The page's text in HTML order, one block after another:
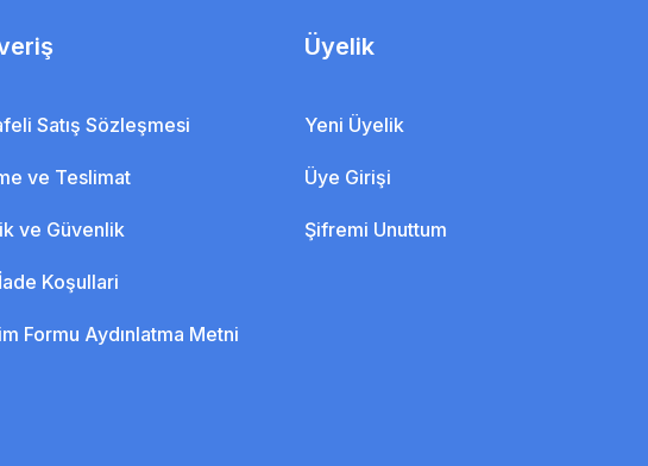
Satış Sözleşmesi
ve Teslimat
ve Güvenlik
Koşullari
Formu Aydınlatma Metni
Üyelik
Yeni Üyelik
Üye Girişi
Şifremi Unuttum